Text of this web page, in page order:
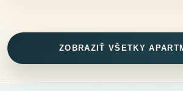
ZOBRAZIŤ VŠETKY